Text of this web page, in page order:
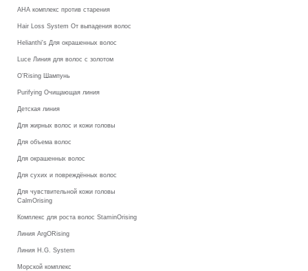
AHA комплекс против старения
Hair Loss System От выпадения волос
Helianthi's Для окрашенных волос
Luce Линия для волос с золотом
O’Rising Шампунь
Purifying Очищающая линия
Детская линия
Для жирных волос и кожи головы
Для объема волос
Для окрашенных волос
Для сухих и повреждённых волос
Для чувствительной кожи головы
CalmOrising
Комплекс для роста волос StaminOrising
Линия ArgORising
Линия H.G. System
Морской комплекс